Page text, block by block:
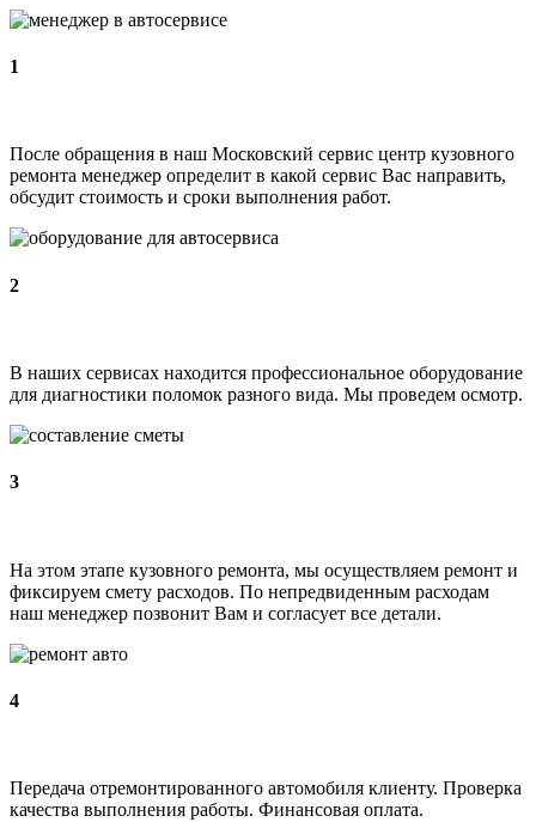
1
После обращения в наш Московский сервис центр кузовного
ремонта менеджер определит в какой сервис Вас направить,
обсудит стоимость и сроки выполнения работ.
2
В наших сервисах находится профессиональное оборудование
для диагностики поломок разного вида. Мы проведем осмотр.
3
На этом этапе кузовного ремонта, мы осуществляем ремонт и
фиксируем смету расходов. По непредвиденным расходам
наш менеджер позвонит Вам и согласует все детали.
4
Передача отремонтированного автомобиля клиенту. Проверка
качества выполнения работы. Финансовая оплата.